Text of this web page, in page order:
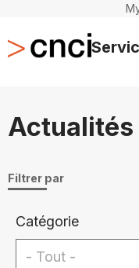
Actualités
Filtrer par
Catégorie